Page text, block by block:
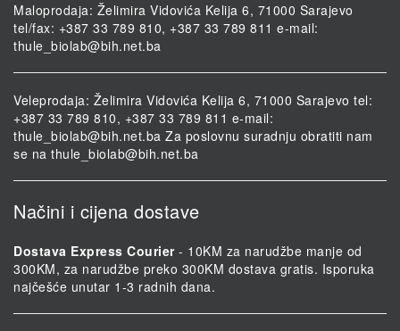
Maloprodaja: Želimira Vidovića Kelija 6, 71000 Sarajevo
tel/fax: +387 33 789 810, +387 33 789 811 e-mail:
thule_biolab@bih.net.ba
Veleprodaja: Želimira Vidovića Kelija 6, 71000 Sarajevo tel:
+387 33 789 810, +387 33 789 811 e-mail:
thule_biolab@bih.net.ba Za poslovnu suradnju obratiti nam
se na thule_biolab@bih.net.ba
Načini i cijena dostave
Dostava Express Courier- 10KM za narudžbe manje od
300KM, za narudžbe preko 300KM dostava gratis. Isporuka
najčešće unutar 1-3 radnih dana.